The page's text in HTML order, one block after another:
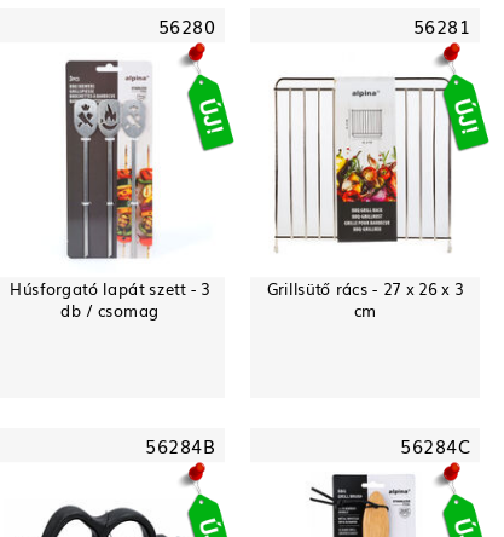
56280
Húsforgató lapát szett - 3
db / csomag
56281
Grillsütő rács - 27 x 26 x 3
cm
56284B 56284C